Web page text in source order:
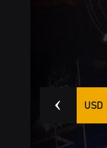
HKD USD